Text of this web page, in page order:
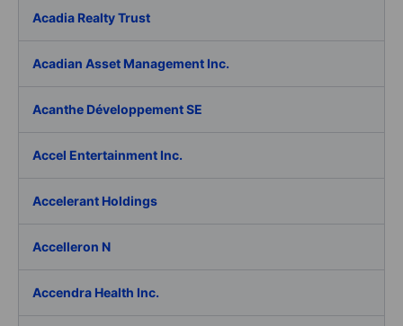
Acadia Realty Trust
Acadian Asset Management Inc.
Acanthe Développement SE
Accel Entertainment Inc.
Accelerant Holdings
Accelleron N
Accendra Health Inc.